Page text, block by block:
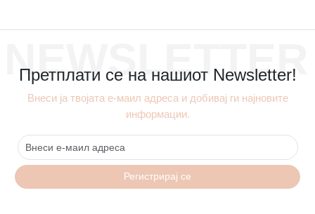
NEWSLETTER
Претплати се на нашиот Newsletter!
Внеси ја твојата е-маил адреса и добивај ги најновите
информации.
Регистрирај се